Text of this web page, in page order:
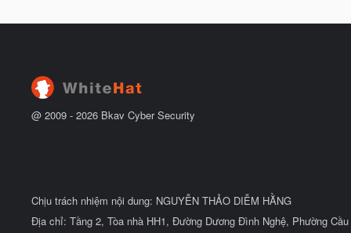
y
ầ
@ 2009 - 2026 Bkav Cyber Security
Chịu trách nhiệm nội dung: NGUYỄN THẢO DIỄM HẰNG
Địa chỉ: Tầng 2, Tòa nhà HH1, Đường Dương Đình Nghệ, Phường